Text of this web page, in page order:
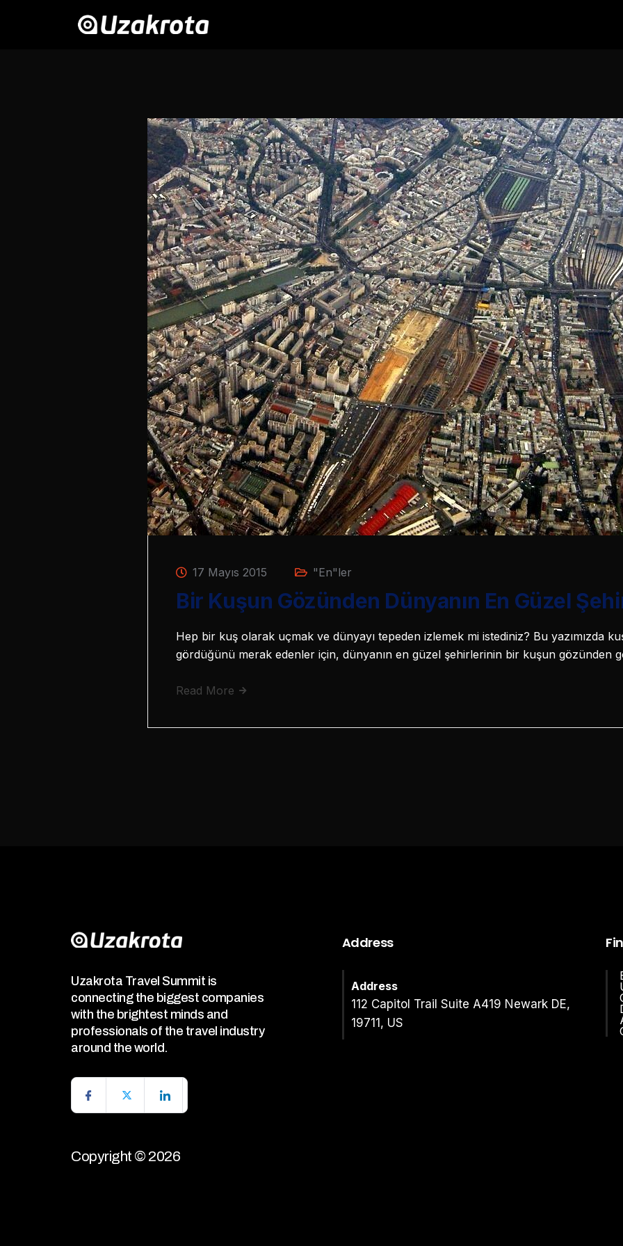
17 Mayıs 2015 "En"ler
Bir Kuşun Gözünden Dünyanın En Güzel
Hep bir kuş olarak uçmak ve dünyayı tepeden izlemek mi istediniz? Bu yazımızda
gördüğünü merak edenler için, dünyanın en güzel şehirlerinin bir kuşun gözünden
Read More
Uzakrota Travel Summit is
connecting the biggest companies
with the brightest minds and
professionals of the travel industry
around the world.
Copyright © 2026
Address
Address
112 Capitol Trail Suite A419 Newark DE,
19711, US